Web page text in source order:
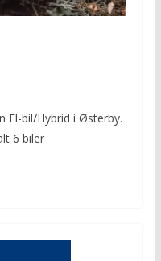
El-bil/Hybrid i Østerby.
6 biler